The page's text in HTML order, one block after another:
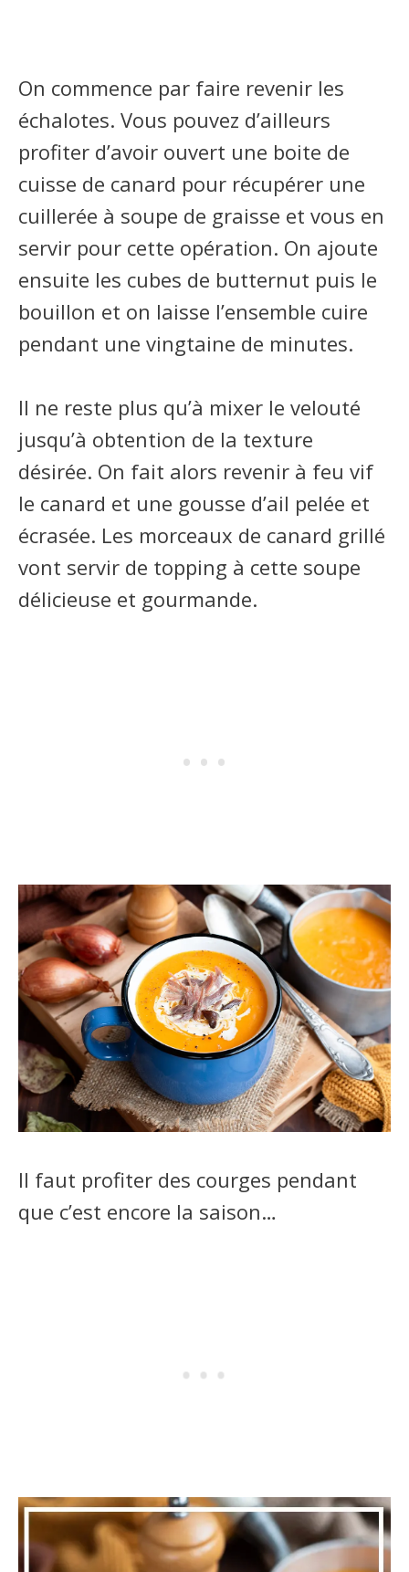
On commence par faire revenir les
échalotes. Vous pouvez d’ailleurs
profiter d’avoir ouvert une boite de
cuisse de canard pour récupérer une
cuillerée à soupe de graisse et vous en
servir pour cette opération. On ajoute
ensuite les cubes de butternut puis le
bouillon et on laisse l’ensemble cuire
pendant une vingtaine de minutes.
Il ne reste plus qu’à mixer le velouté
jusqu’à obtention de la texture
désirée. On fait alors revenir à feu vif
le canard et une gousse d’ail pelée et
écrasée. Les morceaux de canard grillé
vont servir de topping à cette soupe
délicieuse et gourmande.
Il faut profiter des courges pendant
que c’est encore la saison…